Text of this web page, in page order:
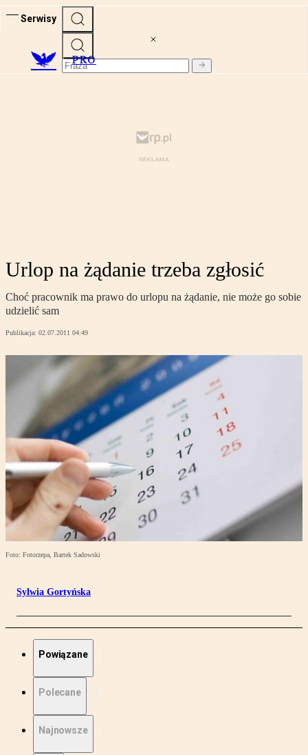
Serwisy
PRO
Urlop na żądanie trzeba zgłosić
Choć pracownik ma prawo do urlopu na żądanie, nie może go sobie
udzielić sam
Publikacja: 02.07.2011 04:49
Foto: Fotorzepa, Bartek Sadowski
Sylwia Gortyńska
Powiązane
Polecane
Najnowsze